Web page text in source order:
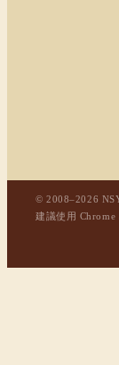
© 2008–2026
建議使用